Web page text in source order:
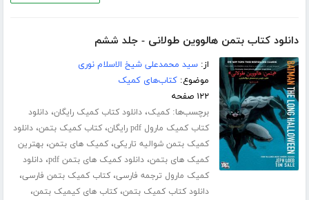
دانلود کتاب بتمن هالووین طولانی - جلد ششم
از:سید محمدعلی شیخ الاسلام نوری
موضوع:کتاب‌های کمیک
۱۲۲ صفحه
برچسب‌ها:کمیک،دانلود کتاب کمیک رایگان،دانلود
کتاب کمیک مارول pdf رایگان
،کتاب کمیک بتمن،دانلود
کمیک بتمن شوالیه تاریکی،کمیک های بتمن،بهترین
کمیک های بتمن،دانلود کمیک های بتمن pdf ،دانلود
کمیک مارول ترجمه فارسی،کتاب کمیک بتمن فارسی،
دانلود کتاب کمیک بتمن،کتاب های کیمیک بتمن،